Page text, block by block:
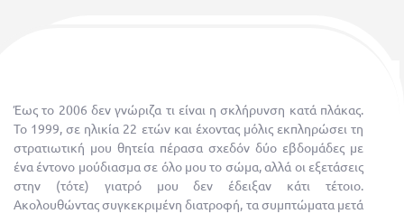
Έως το 2006 δεν γνώριζα τι είναι η σκλήρυνση κατά πλάκας.
Το 1999, σε ηλικία 22 ετών και έχοντας μόλις εκπληρώσει τη
στρατιωτική μου θητεία πέρασα σχεδόν δύο εβδομάδες με
ένα έντονο μούδιασμα σε όλο μου το σώμα, αλλά οι εξετάσεις
στην (τότε) γιατρό μου δεν έδειξαν κάτι τέτοιο.
Ακολουθώντας συγκεκριμένη διατροφή, τα συμπτώματα μετά